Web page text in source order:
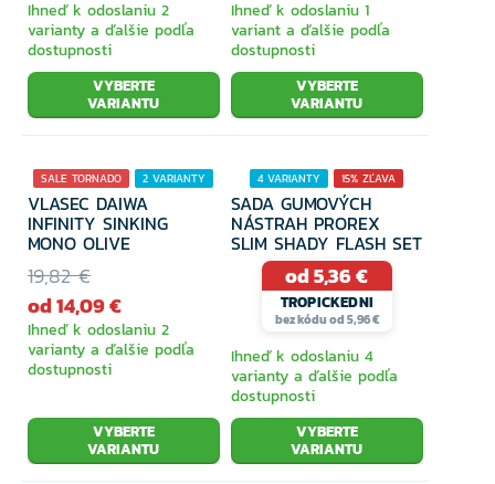
Hotové náväzce
Nožničky a kliešte
Obratlíky, karabínky a krúžky
Náväzcový materiál
Vlasce a spletané šnúry
Ihneď k odoslaniu 2
varianty a ďalšie podľa
dostupnosti
VYBERTE
VARIANTU
Ihneď k odoslaniu 1
variant a ďalšie podľa
dostupnosti
VYBERTE
VARIANTU
SALE TORNADO
2 VARIANTY
29% ZĽAVA
VLASEC DAIWA
INFINITY SINKING
MONO OLIVE
19,82 €
od 14,09 €
Ihneď k odoslaniu 2
varianty a ďalšie podľa
dostupnosti
VYBERTE
VARIANTU
4 VARIANTY 15% ZĽAVA
SADA GUMOVÝCH
NÁSTRAH PROREX
SLIM SHADY FLASH SET
od 5,36 €
TROPICKEDNI
bez kódu od 5,96 €
Ihneď k odoslaniu 4
varianty a ďalšie podľa
dostupnosti
VYBERTE
VARIANTU